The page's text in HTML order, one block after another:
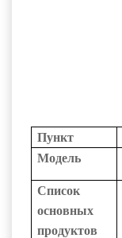
Пункт
Модель
Список
основных
продуктов